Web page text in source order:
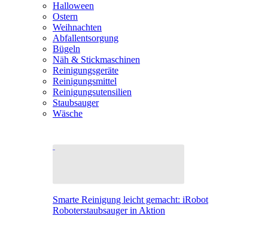
Halloween
Ostern
Weihnachten
Abfallentsorgung
Bügeln
Näh & Stickmaschinen
Reinigungsgeräte
Reinigungsmittel
Reinigungsutensilien
Staubsauger
Wäsche
Smarte Reinigung leicht gemacht: iRobot
Roboterstaubsauger in Aktion